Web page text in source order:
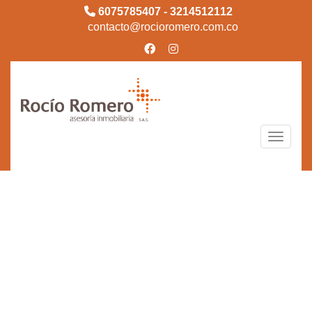
6075785407 - 3214512112
contacto@rocioromero.com.co
Toggle